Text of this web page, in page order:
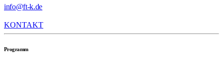
info@ft-k.de
KONTAKT
Programm